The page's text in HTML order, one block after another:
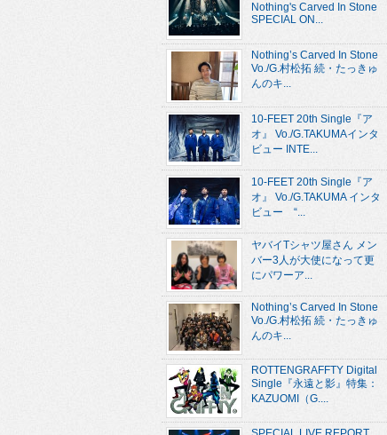
Nothing's Carved In Stone
SPECIAL ON...
Nothing’s Carved In Stone
Vo./G.村松拓 続・たっきゅ
んのキ...
10-FEET 20th Single『ア
オ』 Vo./G.TAKUMAインタ
ビュー INTE...
10-FEET 20th Single『ア
オ』 Vo./G.TAKUMA インタ
ビュー “...
ヤバイTシャツ屋さん メン
バー3人が大使になって更
にパワーア...
Nothing’s Carved In Stone
Vo./G.村松拓 続・たっきゅ
んのキ...
ROTTENGRAFFTY Digital
Single『永遠と影』特集：
KAZUOMI（G....